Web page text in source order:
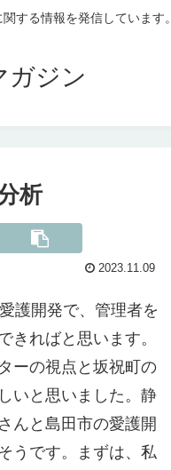
する情報を発信しています。
ガジン
析
2023.11.09
護開発で、管理者を
きればと思います。
ーの視点と坂祝町の
いと思いました。静
んと島田市の愛護開
うです。まずは、私